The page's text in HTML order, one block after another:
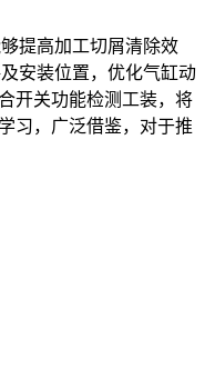
提高加工切屑清除效
安装位置，优化气缸动
开关功能检测工装，将
习，广泛借鉴，对于推